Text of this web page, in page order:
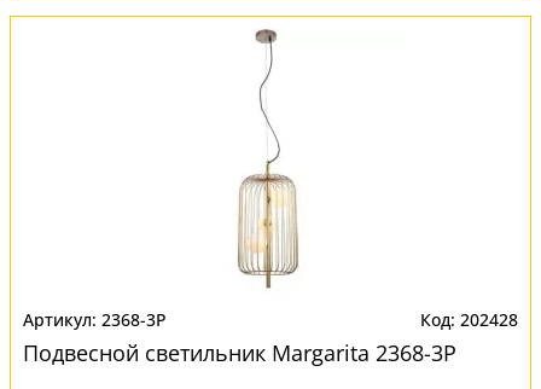
2368-3P 202428
Подвесной светильник Margarita 2368-3P